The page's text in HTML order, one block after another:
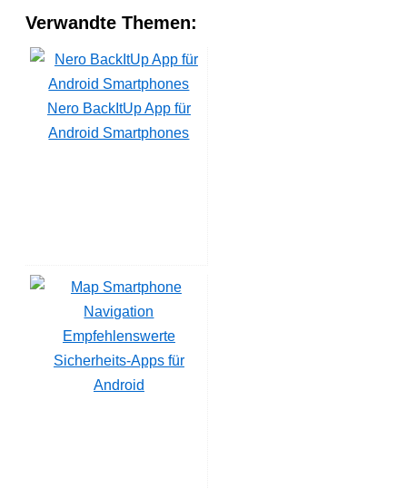
Verwandte Themen:
Nero BackItUp App für
Android Smartphones
Empfehlenswerte
Sicherheits-Apps für
Android